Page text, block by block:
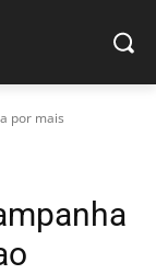
por mais